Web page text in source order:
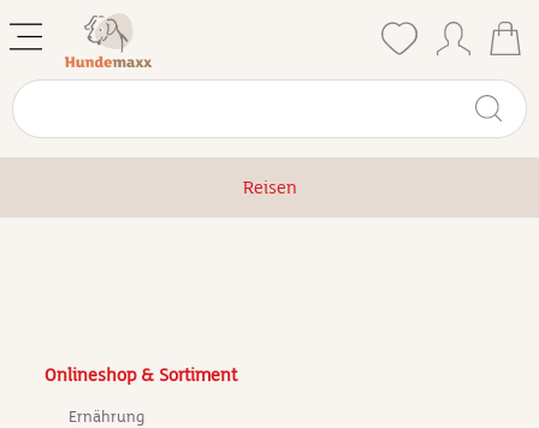
Reisen
Onlineshop & Sortiment
Ernährung